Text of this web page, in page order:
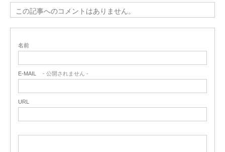
この記事へのコメントはありません。
名前
E-MAIL - 公開されません -
URL